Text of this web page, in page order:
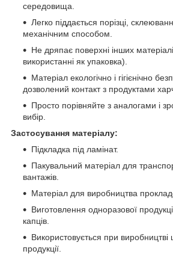
середовища.
Легко піддається порізці,
механічним способом.
Не дряпає поверхні інших
використанні як упаковка).
Матеріал екологічно і гігієнічно
дозволений контакт з продуктами
Просто порівняйте з аналогами і
вибір.
Застосування матеріалу:
Підкладка під ламінат.
Пакувальний матеріал для
вантажів.
Матеріал для виробництва
Виготовлення одноразової
капців.
Використовується при виробництві
продукції.